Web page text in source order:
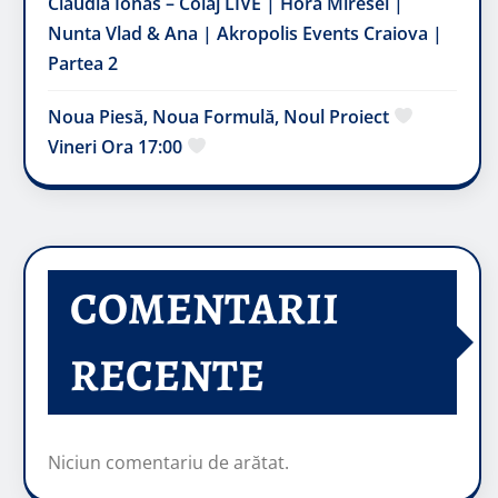
Nunta Vlad & Ana | Akropolis Events Craiova |
Partea 2
Noua Piesă, Noua Formulă, Noul Proiect
Vineri Ora 17:00
COMENTARII
RECENTE
Niciun comentariu de arătat.